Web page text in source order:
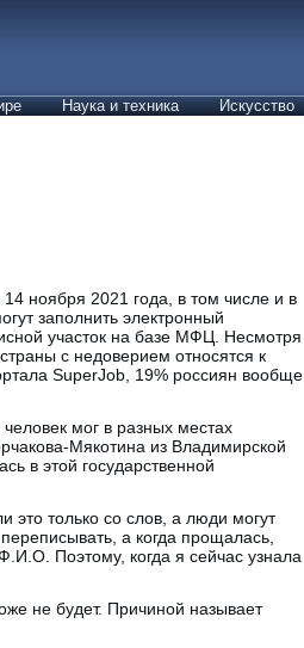
Наука и техника Искусство
ноября 2021 года, в том числе и в
заполнить электронный
участок на базе МФЦ. Несмотря
с недоверием относятся к
SuperJob, 19% россиян вообще
мог в разных местах
Мякотина из Владимирской
в этой государственной
только со слов, а люди могут
а когда прощалась,
Поэтому, когда я сейчас узнала
не будет. Причиной называет